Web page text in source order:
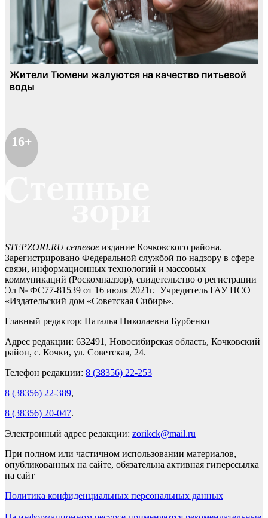
16+
STEPZORI.RU сетевое издание Кочковского района.
Зарегистрировано Федеральной службой по надзору в сфере
связи, информационных технологий и массовых
коммуникаций (Роскомнадзор), свидетельство о регистрации
Эл № ФС77-81539 от 16 июля 2021г. Учредитель ГАУ НСО
«Издательский дом «Советская Сибирь».
Главный редактор: Наталья Николаевна Бурбенко
Адрес редакции: 632491, Новосибирская область, Кочковский
район, с. Кочки, ул. Советская, 24.
Телефон редакции: 8 (38356) 22-253
8 (38356) 22-389,
8 (38356) 20-047.
Электронный адрес редакции: zorikck@mail.ru
При полном или частичном использовании материалов,
опубликованных на сайте, обязательна активная гиперссылка
на сайт
Политика конфиденциальных персональных данных